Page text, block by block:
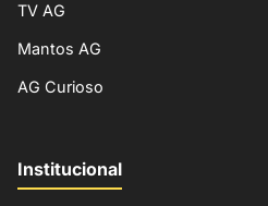
TV AG
Mantos AG
AG Curioso
Institucional